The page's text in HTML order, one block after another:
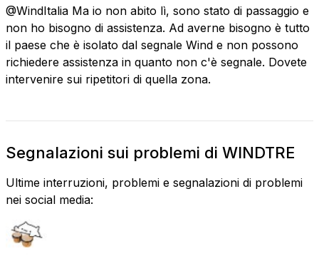
@WindItalia Ma io non abito lì, sono stato di passaggio e
non ho bisogno di assistenza. Ad averne bisogno è tutto
il paese che è isolato dal segnale Wind e non possono
richiedere assistenza in quanto non c'è segnale. Dovete
intervenire sui ripetitori di quella zona.
Segnalazioni sui problemi di WINDTRE
Ultime interruzioni, problemi e segnalazioni di problemi
nei social media: